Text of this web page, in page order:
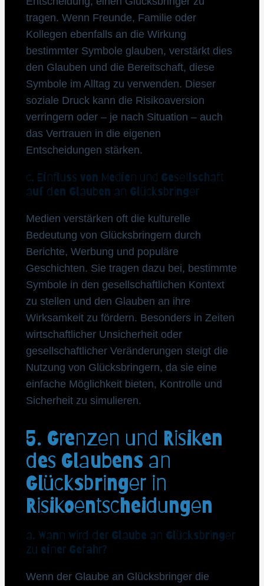
tragen. Wenn Freunde, Familie oder
Kollegen ebenfalls an die Wirkung
bestimmter Symbole glauben, verstärkt dies
den Glauben und die Bereitschaft, diese
Symbole im Alltag zu verwenden. Dieser
soziale Druck kann die Risikoaversion
verringern oder – je nach Situation – auch
das Vertrauen in die eigenen
Entscheidungen stärken.
c. Einfluss von Medien und Gesellschaft
auf den Glauben an Glücksbringer
Medien verstärken oft die kulturelle
Bedeutung von Glücksbringern durch
Berichte, Werbung und populäre
Geschichten. Sie tragen dazu bei, bestimmte
Symbole in den gesellschaftlichen Kontext
zu stellen und den Glauben an ihre
Wirksamkeit zu fördern. Besonders in Zeiten
wirtschaftlicher Unsicherheit oder
gesellschaftlicher Veränderungen steigt die
Nutzung von Glücksbringern, da sie eine
einfache Möglichkeit bieten, Kontrolle und
Sicherheit zu simulieren.
5. Grenzen und Risiken
des Glaubens an
Glücksbringer in
Risikoentscheidungen
a. Wann wird der Glaube an Glücksbringer
zu einer Gefahr?
Wenn der Glaube an Glücksbringer die